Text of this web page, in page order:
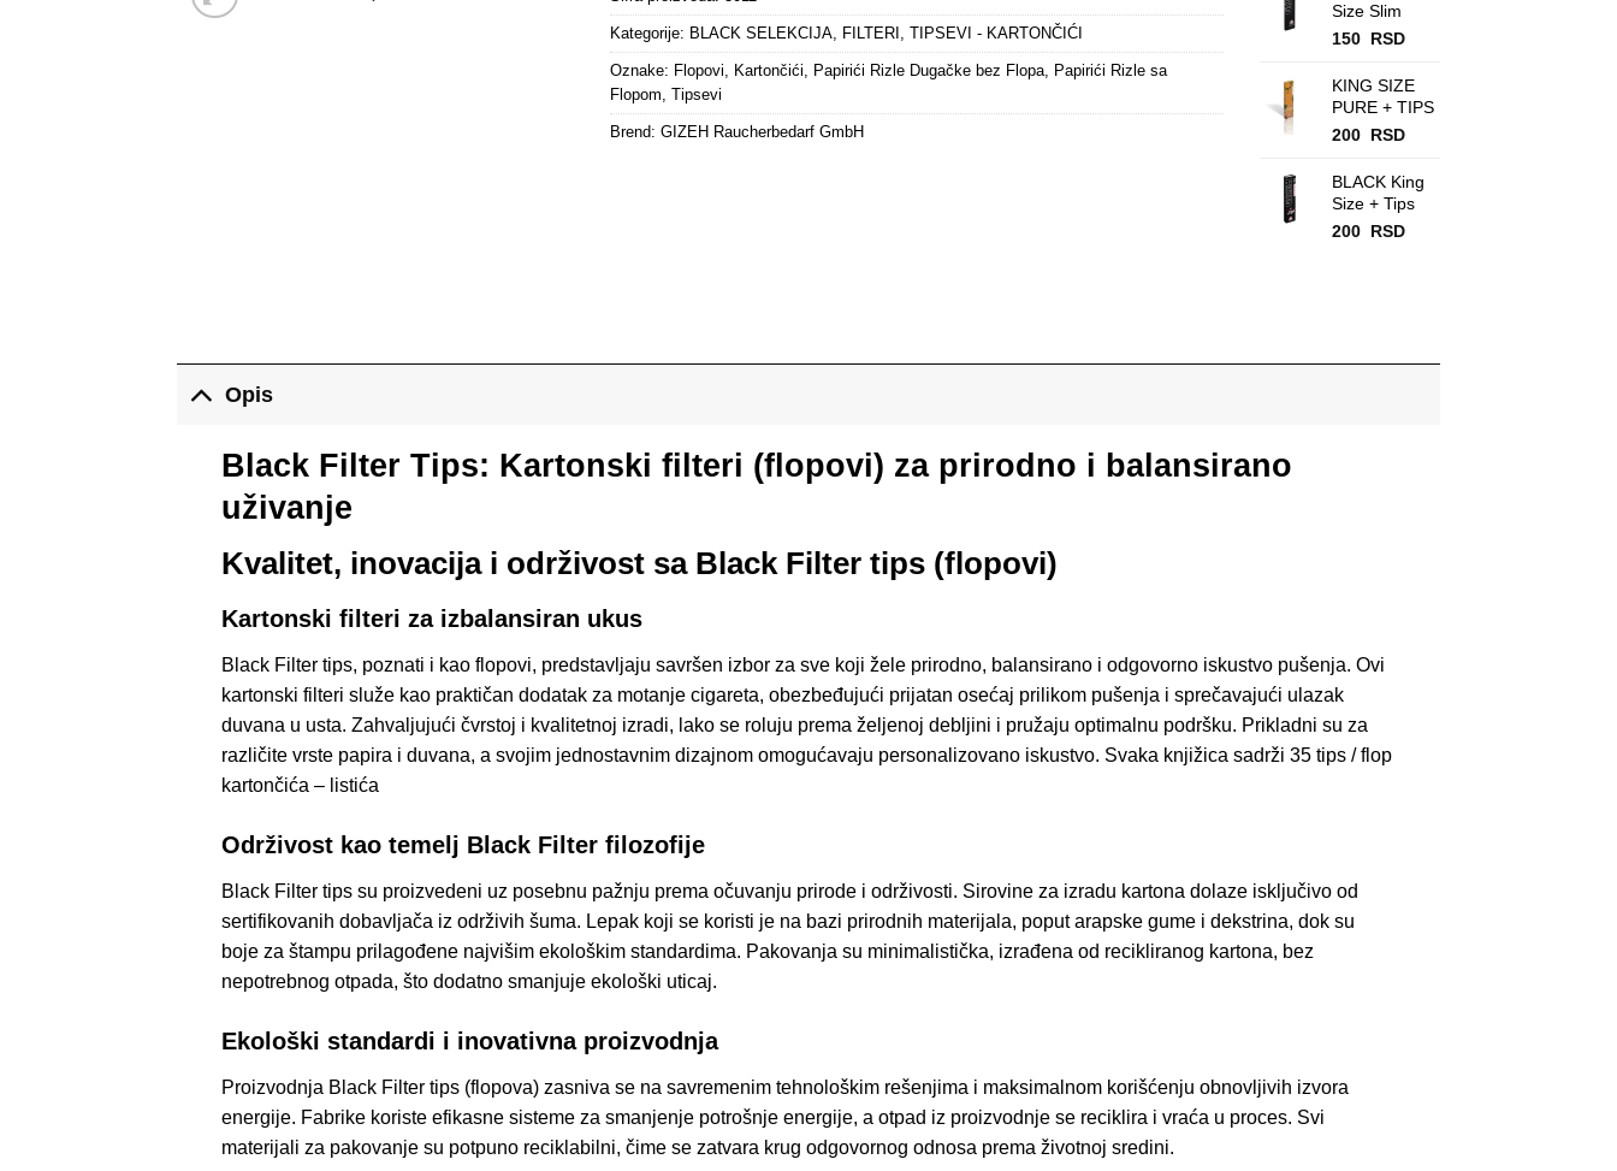
Kategorije: BLACK SELEKCIJA, FILTERI , TIPSEVI - KARTONČIĆI
Oznake: Flopovi, Kartončići, Papirići Rizle Dugačke bez Flopa, Papirići Rizle sa
Flopom, Tipsevi
Brend: GIZEH Raucherbedarf GmbH
Size Slim
150 RSD
KING SIZE
PURE + TIPS
200 RSD
BLACK King
Size + Tips
200 RSD
Opis
Black Filter Tips: Kartonski filteri (flopovi) za prirodno i balansirano
uživanje
Kvalitet, inovacija i održivost sa Black Filter tips (flopovi)
Kartonski filteri za izbalansiran ukus
Black Filter tips, poznati i kao flopovi, predstavljaju savršen izbor za sve koji žele prirodno, balansirano i odgovorno iskustvo pušenja. Ovi
kartonski filteri služe kao praktičan dodatak za motanje cigareta, obezbeđujući prijatan osećaj prilikom pušenja i sprečavajući ulazak
duvana u usta. Zahvaljujući čvrstoj i kvalitetnoj izradi, lako se roluju prema željenoj debljini i pružaju optimalnu podršku. Prikladni su za
različite vrste papira i duvana, a svojim jednostavnim dizajnom omogućavaju personalizovano iskustvo. Svaka knjižica sadrži 35 tips / flop
kartončića – listića
Održivost kao temelj Black Filter filozofije
Black Filter tips su proizvedeni uz posebnu pažnju prema očuvanju prirode i održivosti. Sirovine za izradu kartona dolaze isključivo od
sertifikovanih dobavljača iz održivih šuma. Lepak koji se koristi je na bazi prirodnih materijala, poput arapske gume i dekstrina, dok su
boje za štampu prilagođene najvišim ekološkim standardima. Pakovanja su minimalistička, izrađena od recikliranog kartona, bez
nepotrebnog otpada, što dodatno smanjuje ekološki uticaj.
Ekološki standardi i inovativna proizvodnja
Proizvodnja BlackFilter tips (flopova) zasniva se na savremenim tehnološkim rešenjima i maksimalnom korišćenju obnovljivih izvora
energije. Fabrike koriste efikasne sisteme za smanjenje potrošnje energije, a otpad iz proizvodnje se reciklira i vraća u proces. Svi
materijali za pakovanje su potpuno reciklabilni, čime se zatvara krug odgovornog odnosa prema životnoj sredini.